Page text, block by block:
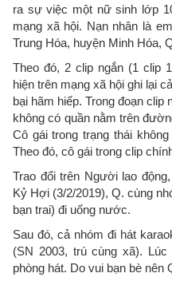
ra sự việc một nữ sinh lớp
mạng xã hội. Nạn nhân là
Trung Hóa, huyện Minh Hóa,
Theo đó, 2 clip ngắn (1 clip
hiện trên mạng xã hội ghi lại
bại hãm hiếp. Trong đoạn
không có quần nằm trên
Cô gái trong trạng thái
Theo đó, cô gái trong clip
Trao đổi trên Người lao
Kỷ Hợi (3/2/2019), Q. cùng
bạn trai) đi uống nước.
Sau đó, cả nhóm đi hát
(SN 2003, trú cùng xã).
phòng hát. Do vui bạn bè nên